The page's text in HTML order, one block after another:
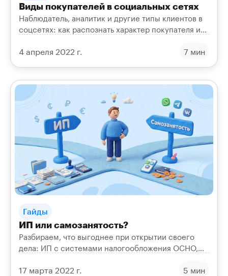
Виды покупателей в социальных сетях
Наблюдатель, аналитик и другие типы клиентов в
соцсетях: как распознать характер покупателя и
4 апреля 2022 г. 7 мин
Гайды
ИП или самозанятость?
Разбираем, что выгоднее при открытии своего
дела: ИП с системами налогообложения ОСНО,
17 марта 2022 г. 5 мин